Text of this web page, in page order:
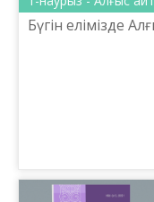
Бүгін елімізде